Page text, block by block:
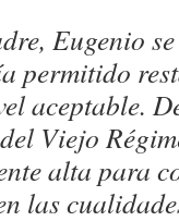
Eugenio
permitido
aceptable.
Viejo
alta para
las